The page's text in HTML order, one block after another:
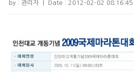
by : 관리자 Date : 2012-02-02 08:16:45